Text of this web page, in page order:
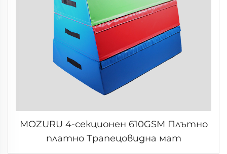
MOZURU 4-секционен 610GSM Плътно
платно Трапецовидна мат